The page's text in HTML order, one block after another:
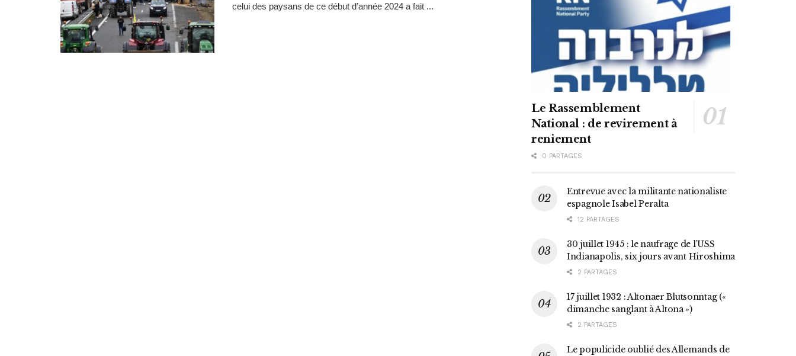
celui des paysans de ce début d’année 2024 a fait ...
Le Rassemblement
National : de revirement à
reniement
0 PARTAGES
Entrevue avec la militante nationaliste
espagnole Isabel Peralta
12 PARTAGES
30 juillet 1945 : le naufrage de l’USS
Indianapolis, six jours avant Hiroshima
2 PARTAGES
17 juillet 1932 : Altonaer Blutsonntag («
dimanche sanglant à Altona »)
2 PARTAGES
Le populicide oublié des Allemands de